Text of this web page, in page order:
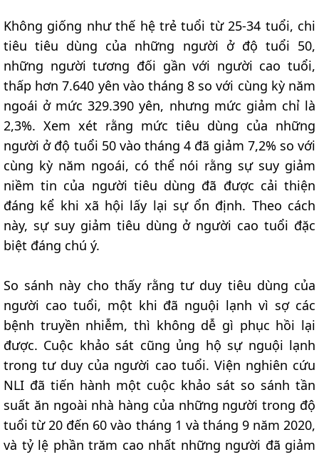
Không giống như thế hệ trẻ tuổi từ 25-34 tuổi, chi
tiêu tiêu dùng của những người ở độ tuổi 50,
những người tương đối gần với người cao tuổi,
thấp hơn 7.640 yên vào tháng 8 so với cùng kỳ năm
ngoái ở mức 329.390 yên, nhưng mức giảm chỉ là
2,3%. Xem xét rằng mức tiêu dùng của những
người ở độ tuổi 50 vào tháng 4 đã giảm 7,2% so với
cùng kỳ năm ngoái, có thể nói rằng sự suy giảm
niềm tin của người tiêu dùng đã được cải thiện
đáng kể khi xã hội lấy lại sự ổn định. Theo cách
này, sự suy giảm tiêu dùng ở người cao tuổi đặc
biệt đáng chú ý.
So sánh này cho thấy rằng tư duy tiêu dùng của
người cao tuổi, một khi đã nguội lạnh vì sợ các
bệnh truyền nhiễm, thì không dễ gì phục hồi lại
được. Cuộc khảo sát cũng ủng hộ sự nguội lạnh
trong tư duy của người cao tuổi. Viện nghiên cứu
NLI đã tiến hành một cuộc khảo sát so sánh tần
suất ăn ngoài nhà hàng của những người trong độ
tuổi từ 20 đến 60 vào tháng 1 và tháng 9 năm 2020,
và tỷ lệ phần trăm cao nhất những người đã giảm